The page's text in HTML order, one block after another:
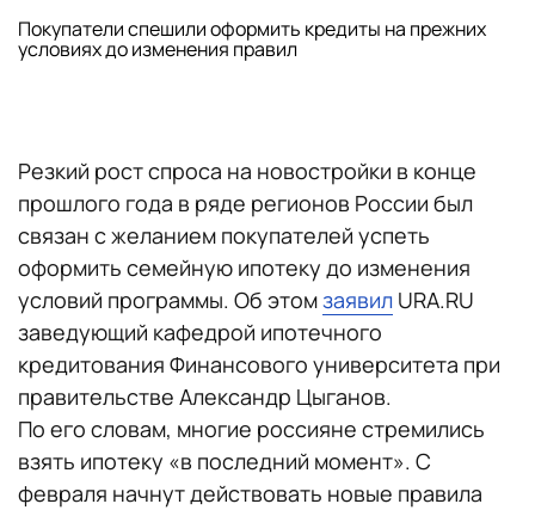
Покупатели спешили оформить кредиты на прежних
условиях до изменения правил
Резкий рост спроса на новостройки в конце
прошлого года в ряде регионов России был
связан с желанием покупателей успеть
оформить семейную ипотеку до изменения
условий программы. Об этомзаявил URA.RU
заведующий кафедрой ипотечного
кредитования Финансового университета при
правительстве Александр Цыганов.
По его словам, многие россияне стремились
взять ипотеку «в последний момент». С
февраля начнут действовать новые правила